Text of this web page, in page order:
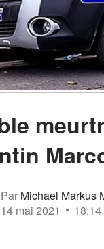
Par Michael Markus
14 mai 2021
18:14